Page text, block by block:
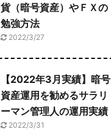
貨（暗号資産）やＦＸの
勉強方法
2022/3/27
【2022年3月実績】暗号
資産運用を勧めるサラリ
ーマン管理人の運用実績
2022/3/31